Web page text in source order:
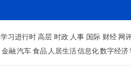
学习进行时高层 时政 人事 国际 财经 网
金融汽车食品 人居生活信息化数字经济